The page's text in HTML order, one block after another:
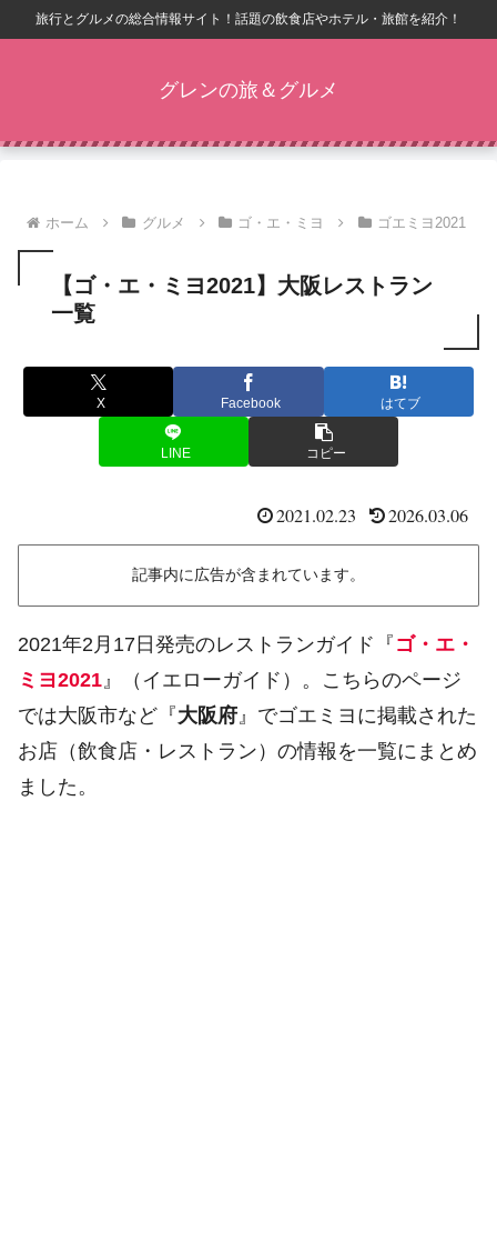
旅行とグルメの総合情報サイト！話題の飲食店やホテル・旅館を紹介！
グレンの旅＆グルメ
ホーム グルメ ゴ・エ・ミヨ ゴエミヨ2021
【ゴ・エ・ミヨ2021】大阪レストラン
一覧
X Facebook はてブ
LINE コピー
2021.02.23 2026.03.06
記事内に広告が含まれています。
2021年2月17日発売のレストランガイド『 ゴ・エ・
ミヨ2021 』（イエローガイド）。こちらのページ
では大阪市など『大阪府 』でゴエミヨに掲載された
お店（飲食店・レストラン）の情報を一覧にまとめ
ました。